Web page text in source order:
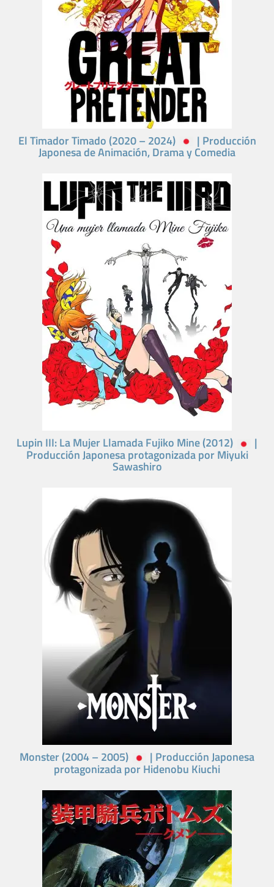
El Timador Timado (2020 – 2024) | Producción
Japonesa de Animación, Drama y Comedia
Lupin III: La Mujer Llamada Fujiko Mine (2012) |
Producción Japonesa protagonizada por Miyuki
Sawashiro
Monster (2004 – 2005) | Producción Japonesa
protagonizada por Hidenobu Kiuchi